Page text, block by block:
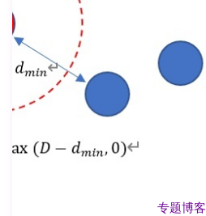
专题博客